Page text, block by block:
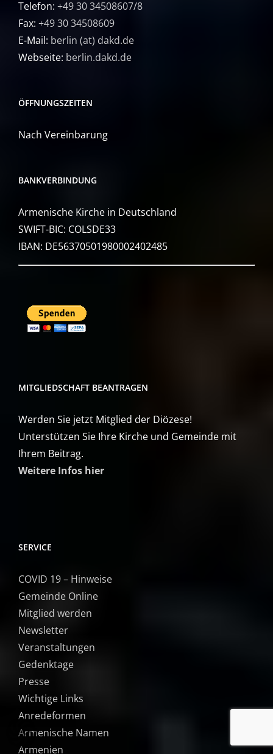
Telefon: +49 30 34508607/8
Fax: +49 30 34508609
E-Mail: berlin (at) dakd.de
Webseite: berlin.dakd.de
ÖFFNUNGSZEITEN
Nach Vereinbarung
BANKVERBINDUNG
Armenische Kirche in Deutschland
SWIFT-BIC: COLSDE33
IBAN: DE56370501980002402485
MITGLIEDSCHAFT BEANTRAGEN
Werden Sie jetzt Mitglied der Diözese!
Unterstützen Sie Ihre Kirche und Gemeinde mit
Ihrem Beitrag.
Weitere Infos hier
SERVICE
COVID 19 – Hinweise
Gemeinde Online
Mitglied werden
Newsletter
Veranstaltungen
Gedenktage
Presse
Wichtige Links
Anredeformen
Armenische Namen
Armenien